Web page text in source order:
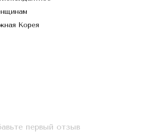
Корея
первый отзыв